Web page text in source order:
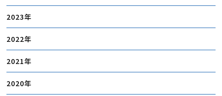
2023
2022
2021
2020